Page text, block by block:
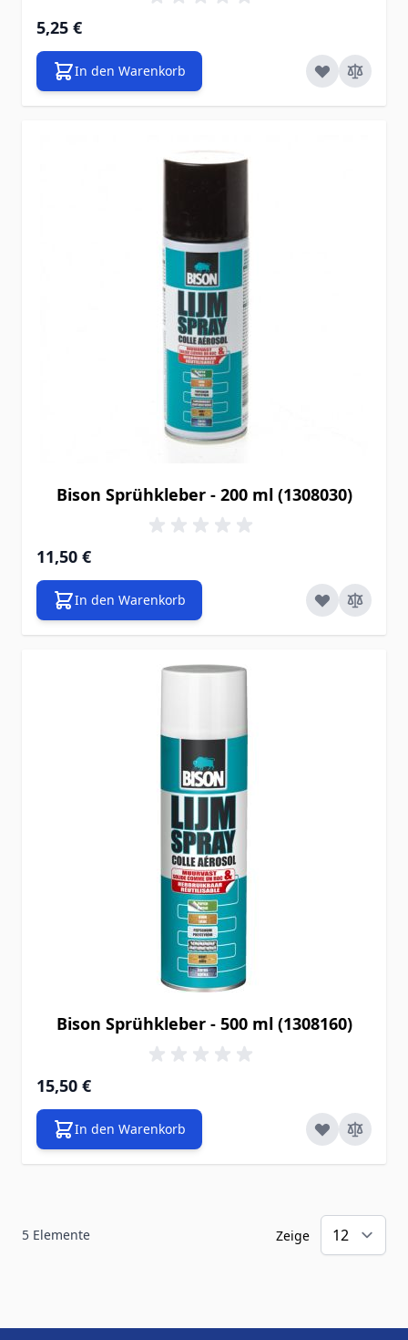
5,25 €
In den Warenkorb
Bison Sprühkleber - 200 ml (1308030)
11,50 €
In den Warenkorb
Bison Sprühkleber - 500 ml (1308160)
15,50 €
In den Warenkorb
5 Elemente Zeige